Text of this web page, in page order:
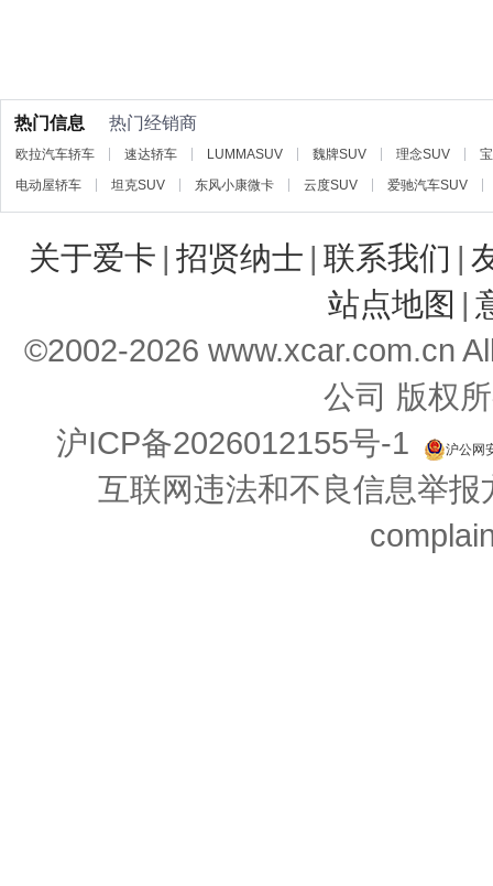
热门信息 热门经销商
欧拉汽车轿车 速达轿车 LUMMASUV 魏牌SUV 理念SUV
电动屋轿车
坦克SUV 东风小康微卡 云度SUV 爱驰汽车SUV
关于爱卡 | 招贤纳士 | 联系我们 |
站点地图 |
©2002-2026 www.xcar.com.cn
公司 版权
沪ICP备2026012155号-1
沪公网
互联网违法和不良信息举